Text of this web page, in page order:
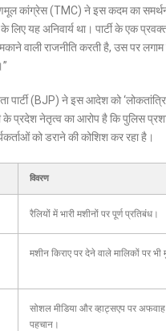
तृणमूल कांग्रेस (TMC) ने इस कदम का
लिए यह अनिवार्य था। पार्टी के एक
वाली राजनीति करती है, उस पर
पार्टी (BJP) ने इस आदेश को
के प्रदेश नेतृत्व का आरोप है कि पुलिस
को डराने की कोशिश कर रहा है।
विवरण
रैलियों में भारी मशीनों पर पूर्ण प्रतिबंध।
मशीन किराए पर देने वाले मालिकों पर भी
सोशल मीडिया और व्हाट्सएप पर
पहचान।